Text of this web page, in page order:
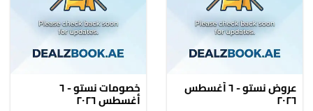
عروض نستو - ٦ أغسطس
٢٠٢٦
خصومات نستو - ٦
أغسطس ٢٠٢٦